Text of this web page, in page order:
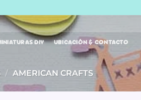
DIY UBICACIÓN & CONTACTO
/ AMERICAN CRAFTS